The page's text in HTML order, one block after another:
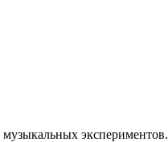
экспериментов.